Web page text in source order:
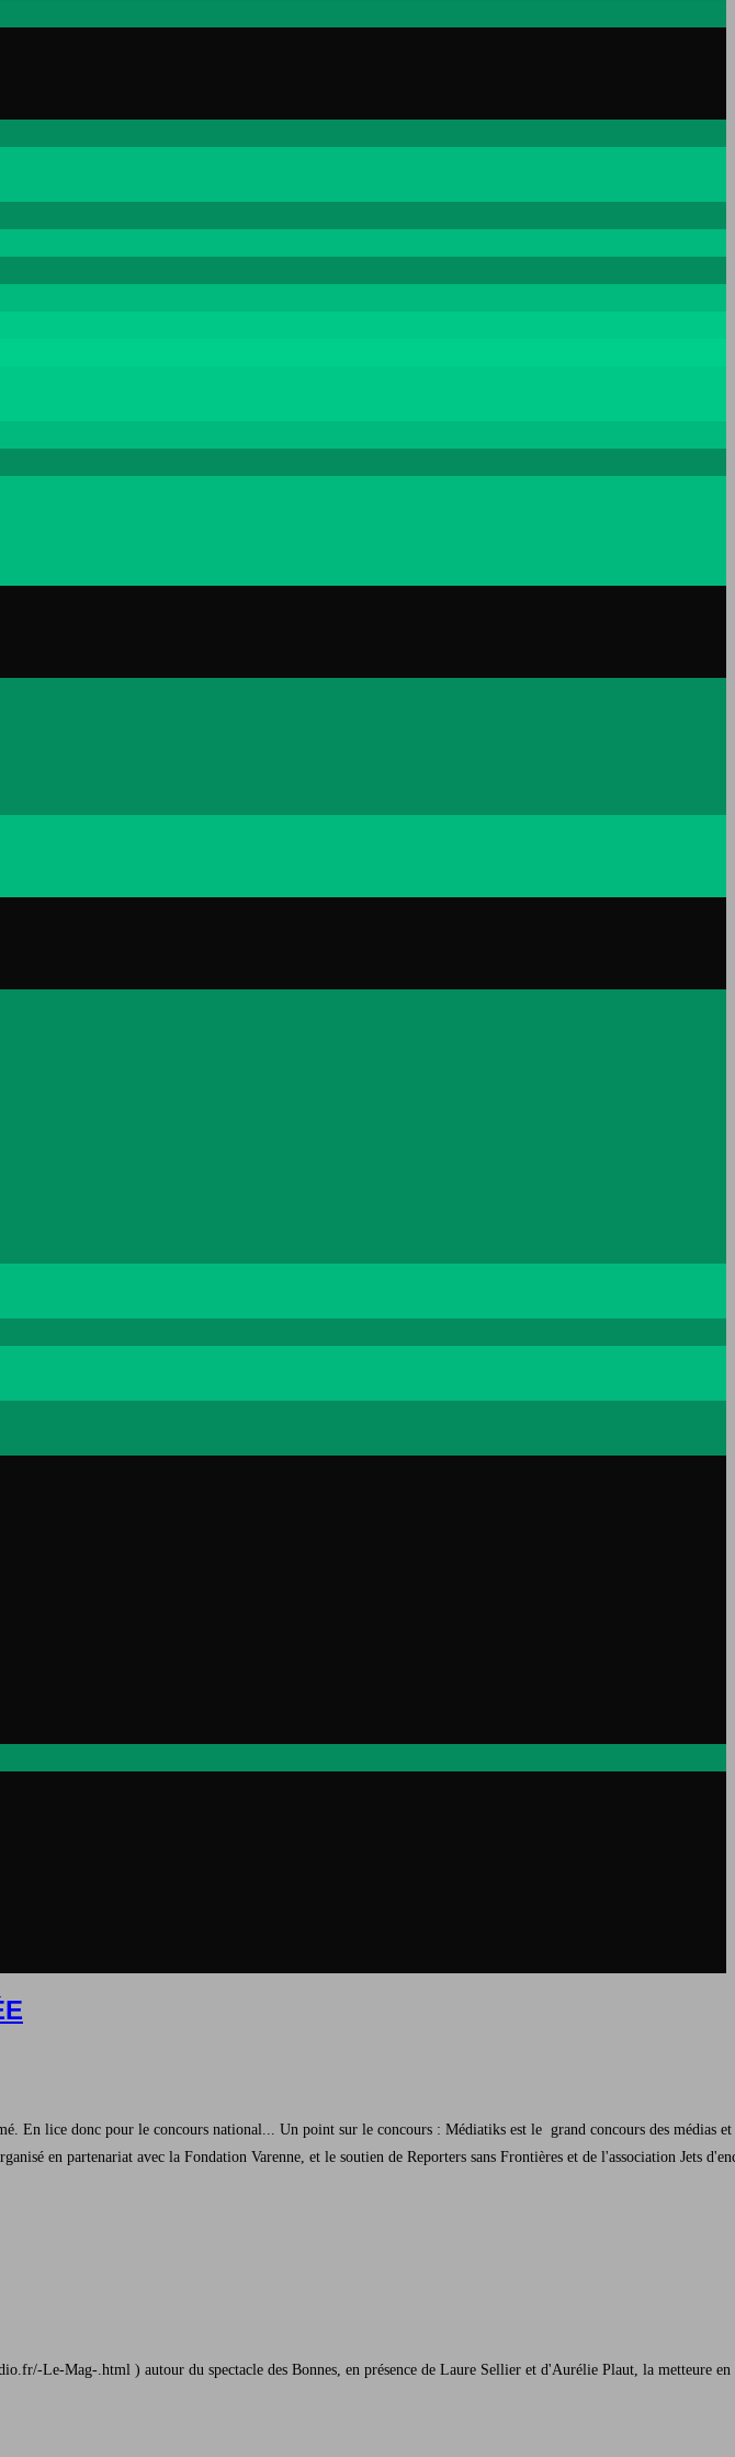
lice donc pour le concours national... Un point sur le concours : Médiatiks est le grand concours des médias
en partenariat avec la Fondation Varenne, et le soutien de Reporters sans Frontières et de l'association Jets
Le-Mag-.html ) autour du spectacle des Bonnes, en présence de Laure Sellier et d'Aurélie Plaut, la metteure en